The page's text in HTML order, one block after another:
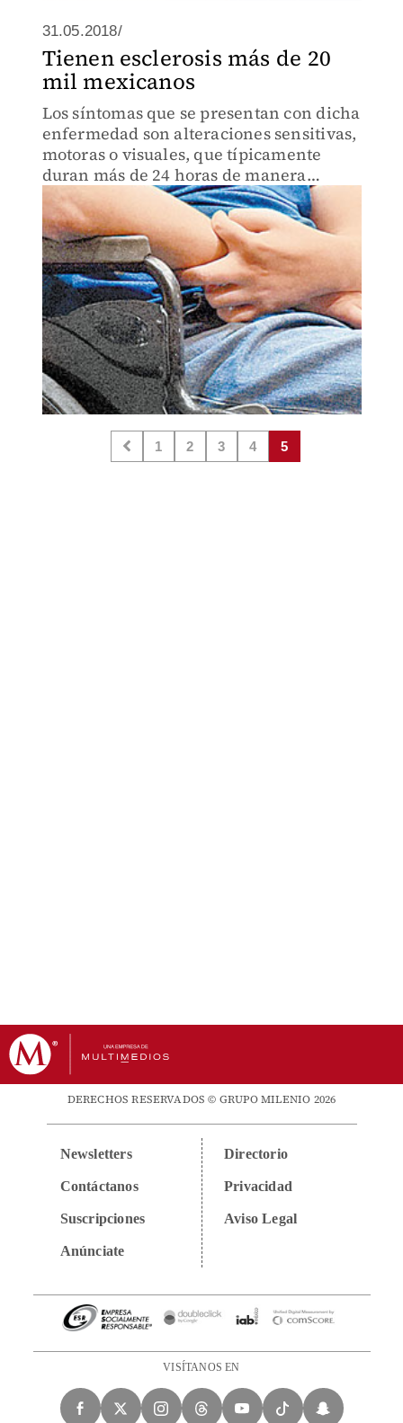
31.05.2018/
Tienen esclerosis más de 20
mil mexicanos
Los síntomas que se presentan con dicha
enfermedad son alteraciones sensitivas,
motoras o visuales, que típicamente
duran más de 24 horas de manera
continua.
1 2 3 4 5
DERECHOS RESERVADOS © GRUPO MILENIO 2026
Newsletters
Contáctanos
Suscripciones
Anúnciate
Directorio
Privacidad
Aviso Legal
VISÍTANOS EN